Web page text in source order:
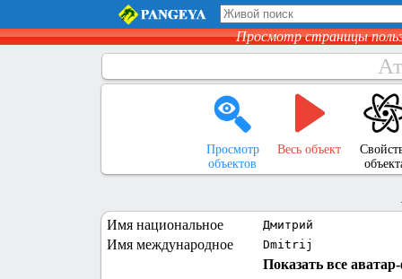
Просмотр страницы
Просмотр
объектов
Весь объект
Имя национальное
Дмитрий
Имя международное Dmitrij
Показать все